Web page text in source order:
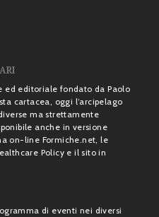
ed editoriale fondato da Paolo
cartacea, oggi l’arcipelago
ma strettamente
anche in versione
on-line Formiche.net, le
Policy e il sito in
di eventi nei diversi